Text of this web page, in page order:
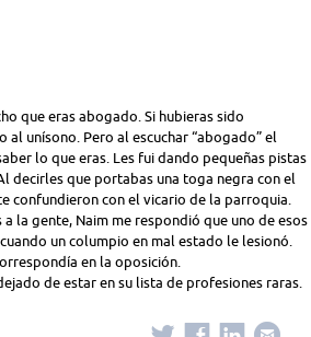
que eras abogado. Si hubieras sido
unísono. Pero al escuchar “abogado” el
lo que eras. Les fui dando pequeñas pistas
decirles que portabas una toga negra con el
confundieron con el vicario de la parroquia.
la gente, Naim me respondió que uno de esos
un columpio en mal estado le lesionó.
en la oposición.
de estar en su lista de profesiones raras.